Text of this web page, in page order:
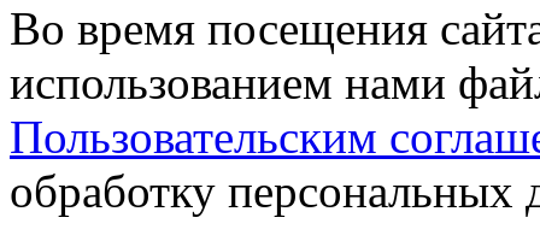
Во время посещения
использованием нами
Пользовательским
обработку персональных